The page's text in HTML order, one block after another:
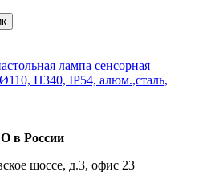
лампа сенсорная
H340, IP54, алюм.,сталь,
в России
шоссе, д.3, офис 23